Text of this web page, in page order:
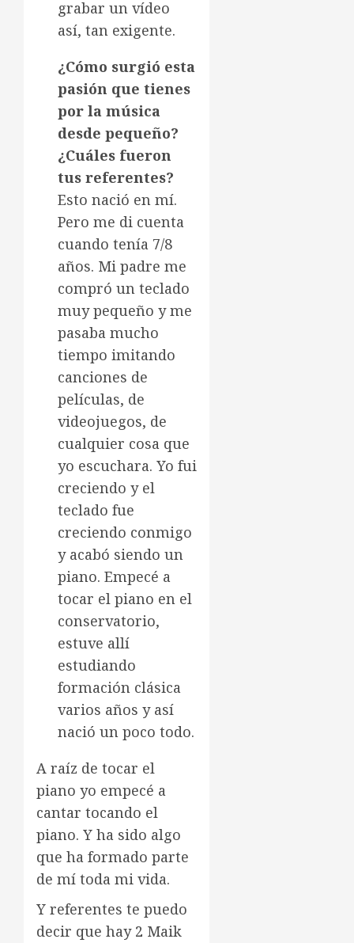
grabar un vídeo
así, tan exigente.
¿Cómo surgió esta
pasión que tienes
por la música
desde pequeño?
¿Cuáles fueron
tus referentes?
Esto nació en mí.
Pero me di cuenta
cuando tenía 7/8
años. Mi padre me
compró un teclado
muy pequeño y me
pasaba mucho
tiempo imitando
canciones de
películas, de
videojuegos, de
cualquier cosa que
yo escuchara. Yo fui
creciendo y el
teclado fue
creciendo conmigo
y acabó siendo un
piano. Empecé a
tocar el piano en el
conservatorio,
estuve allí
estudiando
formación clásica
varios años y así
nació un poco todo.
A raíz de tocar el
piano yo empecé a
cantar tocando el
piano. Y ha sido algo
que ha formado parte
de mí toda mi vida.
Y referentes te puedo
decir que hay 2 Maik